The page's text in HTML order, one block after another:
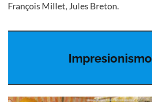
François Millet, Jules Breton.
Impresionismo